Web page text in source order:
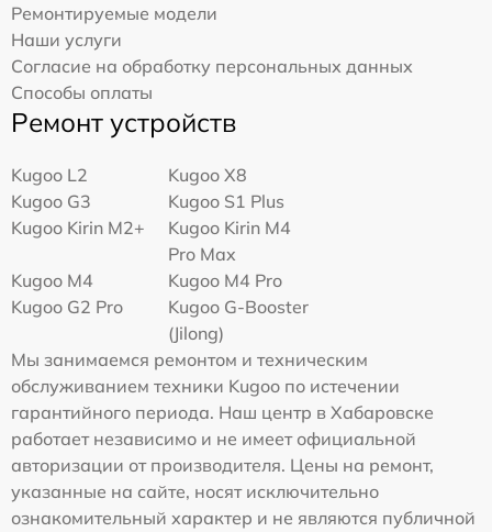
Ремонтируемые модели
Наши услуги
Согласие на обработку персональных данных
Способы оплаты
Ремонт устройств
Kugoo L2
Kugoo X8
Kugoo G3
Kugoo S1 Plus
Kugoo Kirin M2+
Kugoo Kirin M4
Pro Max
Kugoo M4
Kugoo M4 Pro
Kugoo G2 Pro
Kugoo G-Booster
(Jilong)
Мы занимаемся ремонтом и техническим
обслуживанием техники Kugoo по истечении
гарантийного периода. Наш центр в Хабаровске
работает независимо и не имеет официальной
авторизации от производителя. Цены на ремонт,
указанные на сайте, носят исключительно
ознакомительный характер и не являются публичной